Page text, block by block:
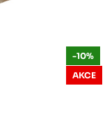
-10%
AKCE